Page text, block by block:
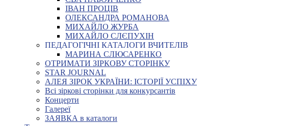
ІВАН ПРОЦІВ
ОЛЕКСАНДРА РОМАНОВА
МИХАЙЛО ЖУРБА
МИХАЙЛО СЛЄПУХІН
ПЕДАГОГІЧНІ КАТАЛОГИ ВЧИТЕЛІВ
МАРИНА СЛЮСАРЕНКО
ОТРИМАТИ ЗІРКОВУ СТОРІНКУ
STAR JOURNAL
АЛЕЯ ЗІРОК УКРАЇНИ: ІСТОРІЇ УСПІХУ
Всі зіркові сторінки для конкурсантів
Концерти
Галереї
ЗАЯВКА в каталоги